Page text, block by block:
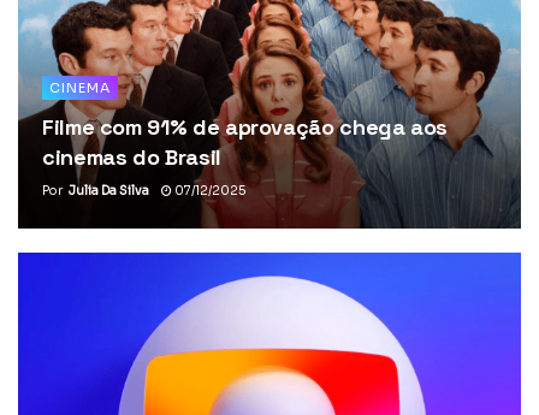
CINEMA
Filme com 91% de aprovação chega aos
cinemas do Brasil
Por Julia Da Silva 07/12/2025